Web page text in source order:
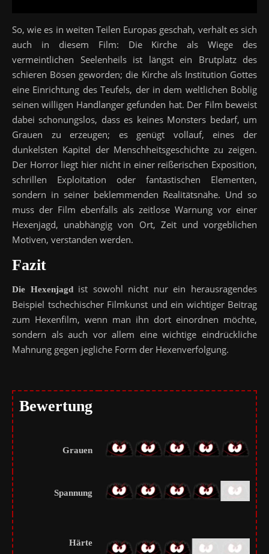
So, wie es in weiten Teilen Europas geschah, verhält es sich
auch in diesem Film: Die Kirche als Wiege des
vermeintlichen Seelenheils ist längst ein Brutplatz des
schieren Bösen geworden; die Kirche als Institution Gottes
eine Einrichtung des Teufels, der in dem weltlichen Boblig
seinen willigen Handlanger gefunden hat. Der Film beweist
dabei schonungslos, dass es keines Monsters bedarf, um
Grauen zu erzeugen; es genügt vollauf, eines der
dunkelsten Kapitel der Menschheitsgeschichte zu zeigen.
Der Horror liegt hier nicht in einer reißerischen Exposition,
schrillen Exploitation oder fantastischen Elementen,
sondern in seiner beklemmenden Realitätsnähe. Und so
muss der Film ebenfalls als zeitlose Warnung vor einer
Hexenjagd, unabhängig von Ort, Zeit und vorgeblichen
Motiven, verstanden werden.
Fazit
Die Hexenjagdist sowohl nicht nur ein herausragendes
Beispiel tschechischer Filmkunst und ein wichtiger Beitrag
zum Hexenfilm, wenn man ihn dort einordnen möchte,
sondern als auch vor allem eine wichtige eindrückliche
Mahnung gegen jegliche Form der Hexenverfolgung.
Bewertung
Grauen
Spannung
Härte